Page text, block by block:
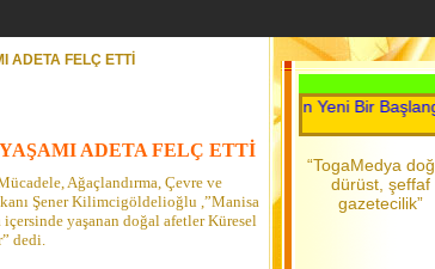
ADETA FELÇ ETTİ
ADETA FELÇ ETTİ
Ağaçlandırma, Çevre ve
Şener Kilimcigöldelioğlu ,”Manisa
yaşanan doğal afetler Küresel
dedi.
Her Gün Yeni Bir
“TogaMedya
dürüst, şeffaf
gazetecilik”